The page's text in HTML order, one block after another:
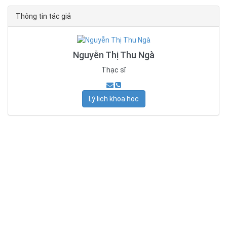
Thông tin tác giả
Nguyễn Thị Thu Ngà
Thạc sĩ
Lý lịch khoa học